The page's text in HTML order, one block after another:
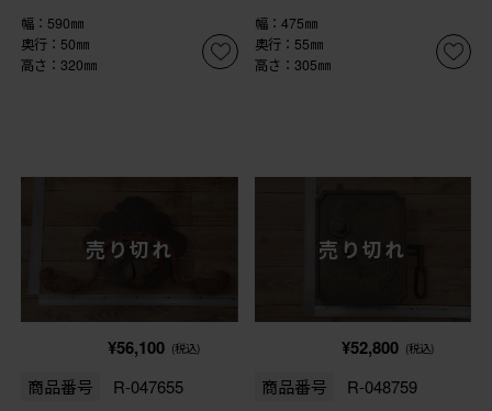
幅：590㎜
奥行：50㎜
高さ：320㎜
幅：475㎜
奥行：55㎜
高さ：305㎜
売り切れ
¥56,100 (税込)
商品番号 R-047655
売り切れ
¥52,800 (税込)
商品番号 R-048759